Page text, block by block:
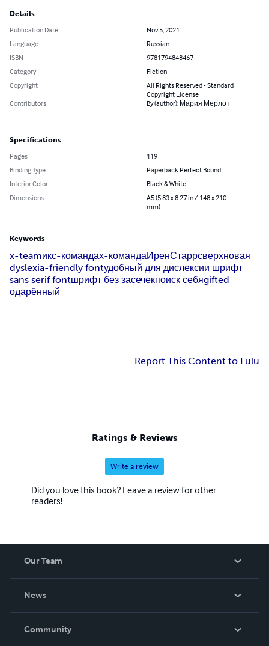
Details
Publication Date
Nov 5, 2021
Language
Russian
ISBN
9781794848467
Category
Fiction
Copyright
All Rights Reserved - Standard
Copyright License
Contributors
By (author): Мария Мерлот
Specifications
Pages
119
Binding Type
Paperback Perfect Bound
Interior Color
Black & White
Dimensions
A5 (5.83 x 8.27 in / 148 x 210
mm)
Keywords
x-teamикс-командах-командаИренСтаррсверхновая
dyslexia-friendly fontудобный для дислексии шрифт
sans serif fontшрифт без засечекпоиск себяgifted
одарённый
Report This Content to Lulu
Ratings & Reviews
Write a review
Did you love this book? Leave a review for other
readers!
Our Team
News
In The News
Community